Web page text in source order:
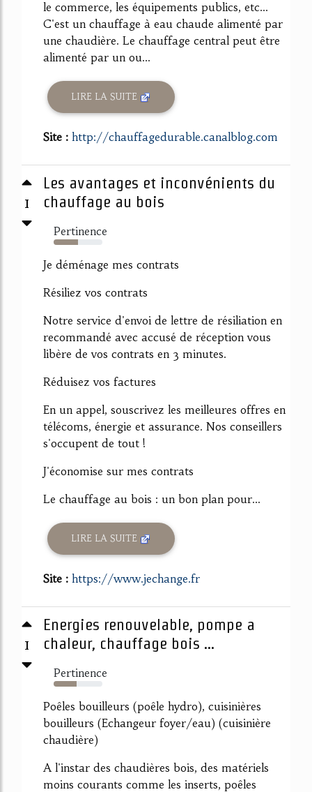
le commerce, les équipements publics, etc...
C'est un chauffage à eau chaude alimenté par
une chaudière. Le chauffage central peut être
alimenté par un ou...
LIRE LA SUITE
Site : http://chauffagedurable.canalblog.com
1
Les avantages et inconvénients du
chauffage au bois
Pertinence
50%
Je déménage mes contrats
Résiliez vos contrats
Notre service d'envoi de lettre de résiliation en
recommandé avec accusé de réception vous
libère de vos contrats en 3 minutes.
Réduisez vos factures
En un appel, souscrivez les meilleures offres en
télécoms, énergie et assurance. Nos conseillers
s'occupent de tout !
J'économise sur mes contrats
Le chauffage au bois : un bon plan pour...
LIRE LA SUITE
Site : https://www.jechange.fr
1
Energies renouvelable, pompe a
chaleur, chauffage bois ...
Pertinence
47%
Poêles bouilleurs (poêle hydro), cuisinières
bouilleurs (Echangeur foyer/eau) (cuisinière
chaudière)
A l'instar des chaudières bois, des matériels
moins courants comme les inserts, poêles